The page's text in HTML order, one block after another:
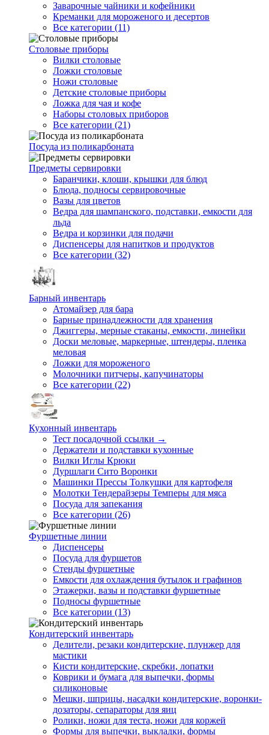
Заварочные чайники и кофейники
Креманки для мороженого и десертов
Все категории (11)
Столовые приборы
Вилки столовые
Ложки столовые
Ножи столовые
Детские столовые приборы
Ложка для чая и кофе
Наборы столовых приборов
Все категории (21)
Посуда из поликарбоната
Предметы сервировки
Баранчики, клоши, крышки для блюд
Блюда, подносы сервировочные
Вазы для цветов
Ведра для шампанского, подставки, емкости для
льда
Ведра и корзинки для подачи
Диспенсеры для напитков и продуктов
Все категории (32)
Барный инвентарь
Атомайзер для бара
Барные принадлежности для хранения
Джиггеры, мерные стаканы, емкости, линейки
Доски меловые, маркерные, штендеры, пленка
меловая
Ложки для мороженого
Молочники питчеры, капучинаторы
Все категории (22)
Кухонный инвентарь
Тест посадочной ссылки →
Держатели и подставки кухонные
Вилки Иглы Крюки
Дуршлаги Сито Воронки
Машинки Прессы Толкушки для картофеля
Молотки Тендерайзеры Темперы для мяса
Посуда для запекания
Все категории (26)
Фуршетные линии
Диспенсеры
Посуда для фуршетов
Стенды фуршетные
Емкости для охлаждения бутылок и графинов
Этажерки, вазы и подставки фуршетные
Подносы фуршетные
Все категории (13)
Кондитерский инвентарь
Делители, резаки кондитерские, плунжер для
мастики
Кисти кондитерские, скребки, лопатки
Коврики и бумага для выпечки, формы
силиконовые
Мешки, шприцы, насадки кондитерские, воронки-
дозаторы, сепараторы для яиц
Ролики, ножи для теста, ножи для коржей
Формы для выпечки, выкладки, формы